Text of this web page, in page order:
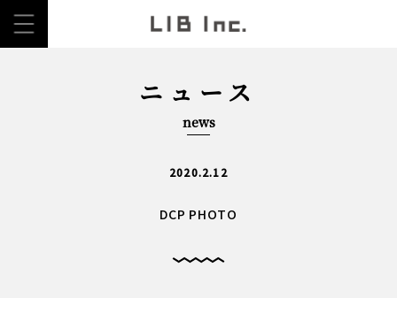
ニュース
news
2020.2.12
DCP PHOTO